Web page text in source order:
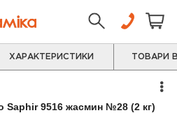
ХАРАКТЕРИСТИКИ ТОВАРИ В
Saphir 9516 жасмин №28 (2 кг)